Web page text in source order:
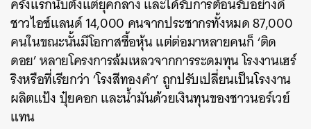
ชาวไอซ์แลนด์ 14,000 คนจากประชากรทั้งหมด 87,000
คนในขณะนั้นมีโอกาสซื้อหุ้น แต่ต่อมาหลายคนก็ ‘ติด
ดอย’ หลายโครงการล้มเหลวจากการระดมทุน โรงงานเฮร์
ริงหรือที่เรียกว่า ‘โรงสีทองคำ’ ถูกปรับเปลี่ยนเป็นโรงงาน
ผลิตแป้ง ปุ๋ยคอก และน้ำมันด้วยเงินทุนของชาวนอร์เวย์
แทน